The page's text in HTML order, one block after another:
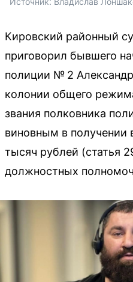
Кировский районный
приговорил бывшего
полиции № 2
колонии общего
звания полковника
виновным в получении
тысяч рублей (статья
должностных